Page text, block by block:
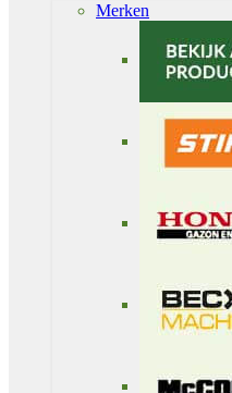
Merken